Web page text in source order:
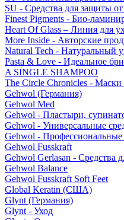
SU - Средства для защиты
Finest Pigments - Био-
Heart Of Glass – Линия для
More Inside - Авторские
Natural Tech - Натуральный
Pasta & Love - Идеальное
A SINGLE SHAMPOO
The Circle Chronicles -
Gehwol (Германия)
Gehwol Med
Gehwol - Пластыри,
Gehwol - Универсальные
Gehwol - Профессиональные
Gehwol Fusskraft
Gehwol Gerlasan - Средства
Gehwol Balance
Gehwol Fusskraft Soft Feet
Global Keratin (США)
Glynt (Германия)
Glynt - Уход